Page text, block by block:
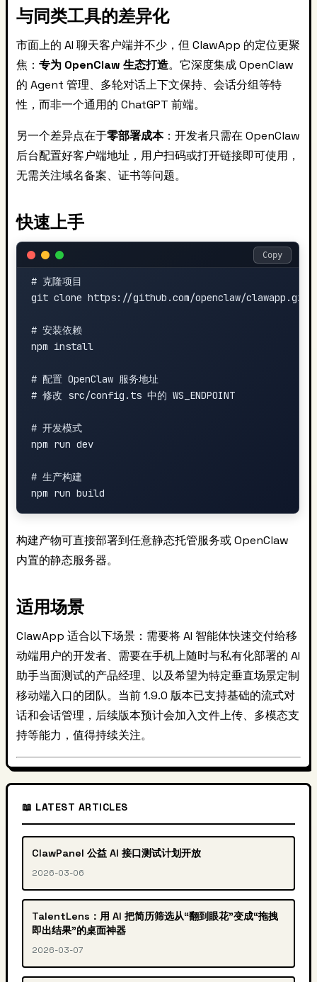
与同类工具的差异化
市面上的 AI 聊天客户端并不少，但 ClawApp 的定位更聚
焦： 专为 OpenClaw 生态打造。它深度集成 OpenClaw
的 Agent 管理、多轮对话上下文保持、会话分组等特
性，而非一个通用的 ChatGPT 前端。
另一个差异点在于零部署成本：开发者只需在 OpenClaw
后台配置好客户端地址，用户扫码或打开链接即可使用，
无需关注域名备案、证书等问题。
快速上手
# 克隆项目
git clone https://github.com/openclaw/clawapp.git
# 安装依赖
npm install
# 配置 OpenClaw 服务地址
# 修改 src/config.ts 中的 WS_ENDPOINT
# 开发模式
npm run dev
# 生产构建
Copy
构建产物可直接部署到任意静态托管服务或 OpenClaw
内置的静态服务器。
适用场景
ClawApp 适合以下场景：需要将 AI 智能体快速交付给移
动端用户的开发者、需要在手机上随时与私有化部署的 AI
助手当面测试的产品经理、以及希望为特定垂直场景定制
移动端入口的团队。当前 1.9.0 版本已支持基础的流式对
话和会话管理，后续版本预计会加入文件上传、多模态支
持等能力，值得持续关注。
📖 LATEST ARTICLES
ClawPanel 公益 AI 接口测试计划开放
2026-03-06
TalentLens：用 AI 把简历筛选从“翻到眼花”变成“拖拽
即出结果”的桌面神器
2026-03-07